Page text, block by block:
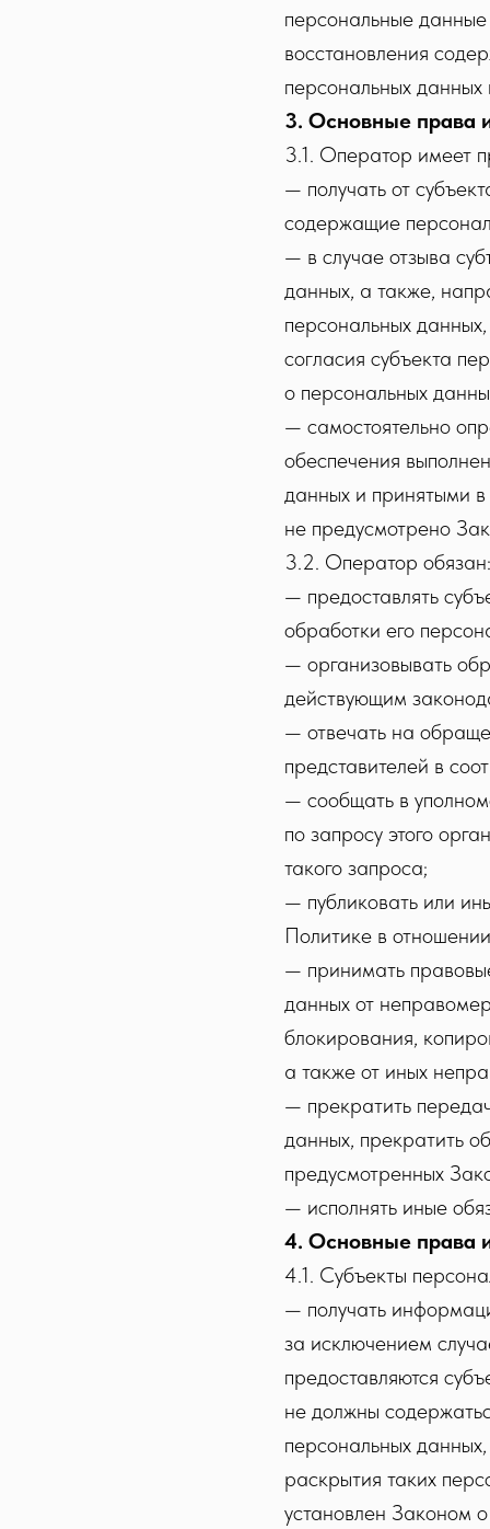
персональные
восстановления
персональных
3. Основные права
3.1. Оператор имеет
— получать от
содержащие
— в случае отзыва
данных, а также,
персональных
согласия субъекта
о персональных
— самостоятельно
обеспечения
данных и принятыми
не предусмотрено
3.2. Оператор обязан:
— предоставлять
обработки его
— организовывать
действующим
— отвечать на
представителей в
— сообщать в
по запросу этого
такого запроса;
— публиковать или
Политике в
— принимать
данных от
блокирования,
а также от иных
— прекратить
данных, прекратить
предусмотренных
— исполнять иные
4. Основные права
4.1. Субъекты
— получать
за исключением
предоставляются
не должны
персональных
раскрытия таких
установлен Законом